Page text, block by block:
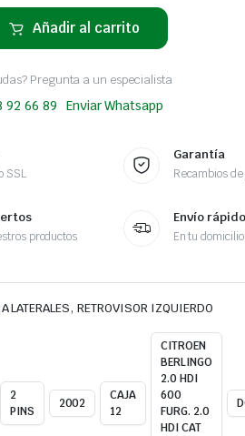
Añadir al carrito
Pregunta a un especialista
92 66 89 Enviar Whatsapp
SSL
Garantía
Recambios
productos
Envío rápido
En tu
LATERALES, RETROVISOR IZQUIERDO
2
PINS
2002
CAJA
12
CITROEN
BERLINGO
2.0 HDI
600
FURG. 2.0
HDI CAT